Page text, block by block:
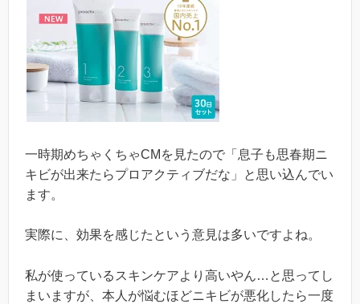
一時期めちゃくちゃCMを見たので「息子も思春期ニ
キビが出来たらプロアクティブだな」と思い込んでい
ます。
実際に、効果を感じたという意見は多いですよね。
私が使っているスキンケアより高いやん…と思ってし
まいますが、本人が悩むほどニキビが悪化したら一度